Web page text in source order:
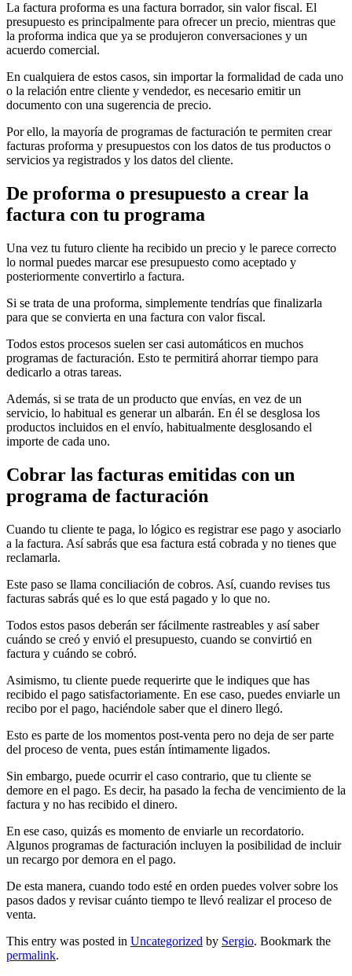
La factura proforma es una factura borrador, sin valor fiscal. El
presupuesto es principalmente para ofrecer un precio, mientras que
la proforma indica que ya se produjeron conversaciones y un
acuerdo comercial.
En cualquiera de estos casos, sin importar la formalidad de cada uno
o la relación entre cliente y vendedor, es necesario emitir un
documento con una sugerencia de precio.
Por ello, la mayoría de programas de facturación te permiten crear
facturas proforma y presupuestos con los datos de tus productos o
servicios ya registrados y los datos del cliente.
De proforma o presupuesto a crear la
factura con tu programa
Una vez tu futuro cliente ha recibido un precio y le parece correcto
lo normal puedes marcar ese presupuesto como aceptado y
posteriormente convertirlo a factura.
Si se trata de una proforma, simplemente tendrías que finalizarla
para que se convierta en una factura con valor fiscal.
Todos estos procesos suelen ser casi automáticos en muchos
programas de facturación. Esto te permitirá ahorrar tiempo para
dedicarlo a otras tareas.
Además, si se trata de un producto que envías, en vez de un
servicio, lo habitual es generar un albarán. En él se desglosa los
productos incluidos en el envío, habitualmente desglosando el
importe de cada uno.
Cobrar las facturas emitidas con un
programa de facturación
Cuando tu cliente te paga, lo lógico es registrar ese pago y asociarlo
a la factura. Así sabrás que esa factura está cobrada y no tienes que
reclamarla.
Este paso se llama conciliación de cobros. Así, cuando revises tus
facturas sabrás qué es lo que está pagado y lo que no.
Todos estos pasos deberán ser fácilmente rastreables y así saber
cuándo se creó y envió el presupuesto, cuando se convirtió en
factura y cuándo se cobró.
Asimismo, tu cliente puede requerirte que le indiques que has
recibido el pago satisfactoriamente. En ese caso, puedes enviarle un
recibo por el pago, haciéndole saber que el dinero llegó.
Esto es parte de los momentos post-venta pero no deja de ser parte
del proceso de venta, pues están íntimamente ligados.
Sin embargo, puede ocurrir el caso contrario, que tu cliente se
demore en el pago. Es decir, ha pasado la fecha de vencimiento de la
factura y no has recibido el dinero.
En ese caso, quizás es momento de enviarle un recordatorio.
Algunos programas de facturación incluyen la posibilidad de incluir
un recargo por demora en el pago.
De esta manera, cuando todo esté en orden puedes volver sobre los
pasos dados y revisar cuánto tiempo te llevó realizar el proceso de
venta.
This entry was posted in Uncategorized by Sergio. Bookmark the
permalink.